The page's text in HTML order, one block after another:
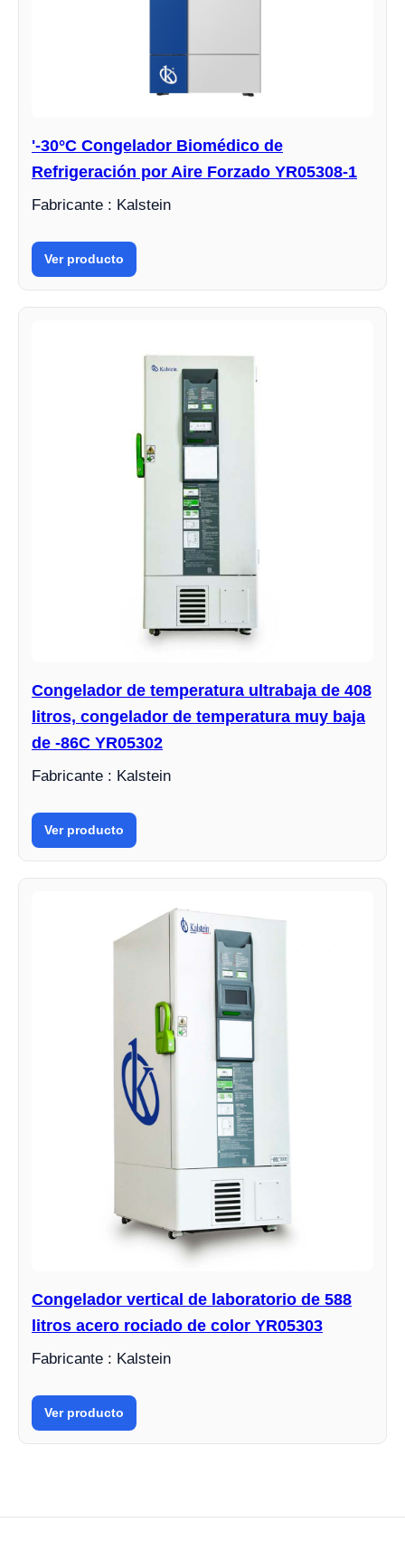
'-30°C Congelador Biomédico de
Refrigeración por Aire Forzado YR05308-1
Fabricante : Kalstein
Ver producto
Congelador de temperatura ultrabaja de 408
litros, congelador de temperatura muy baja
de -86C YR05302
Fabricante : Kalstein
Ver producto
Congelador vertical de laboratorio de 588
litros acero rociado de color YR05303
Fabricante : Kalstein
Ver producto